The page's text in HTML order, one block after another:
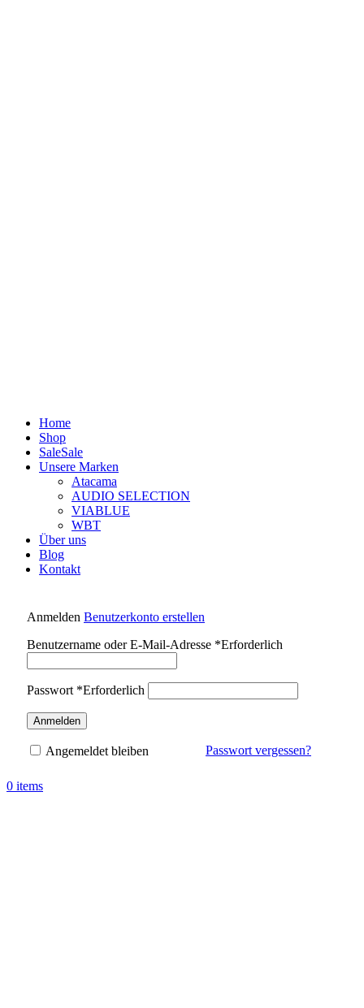
Home
Shop
SaleSale
Unsere Marken
Atacama
AUDIO SELECTION
VIABLUE
WBT
Über uns
Blog
Kontakt
Anmelden Benutzerkonto erstellen
Benutzername oder E-Mail-Adresse *Erforderlich
Passwort *Erforderlich
Anmelden
Passwort vergessen?
Angemeldet bleiben
0 items